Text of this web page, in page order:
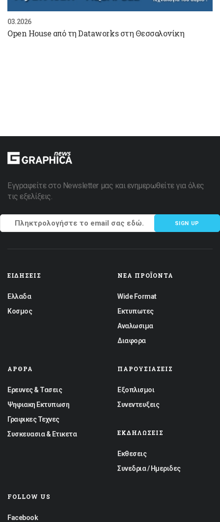
03.2026
Open House από τη Dataworks στη Θεσσαλονίκη
Εγγραφείτε στο Newsletter μας και ενημερωθείτε για όλες
τις εξελίξεις.
SIGN UP
ΕΙΔΉΣΕΙΣ
Ελλαδα
Κοσμος
ΝΈΑ ΠΡΟΪΌΝΤΑ
Wide Format
Εκτυπωτες
Αναλωσιμα
Διαφορα
ΆΡΘΡΑ
Ερευνες & Τασεις
Ψηφιακη Εκτυπωση
Γραφικες Τεχνες
Συσκευασια & Ετικετα
ΠΑΡΟΥΣΙΆΣΕΙΣ
Εξοπλισμοι
Συνεντευξεις
ΕΚΔΗΛΏΣΕΙΣ
Εκθεσεις
Συνεδρια / Ημεριδες
FOLLOW US
Facebook